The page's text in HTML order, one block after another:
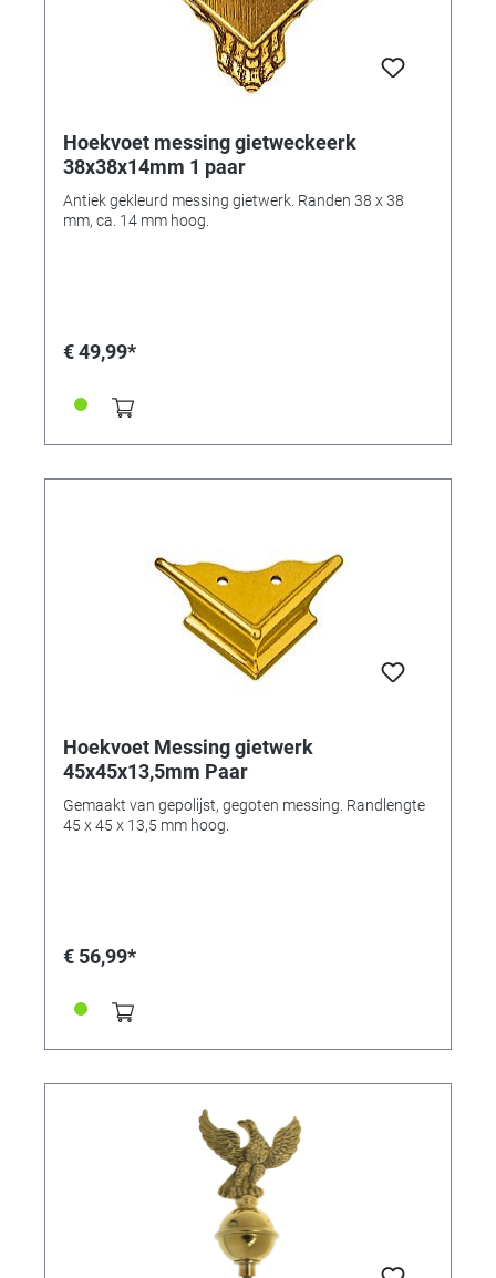
Hoekvoet messing gietweckeerk
38x38x14mm 1 paar
Antiek gekleurd messing gietwerk. Randen 38 x 38
mm, ca. 14 mm hoog.
€ 49,99*
Hoekvoet Messing gietwerk
45x45x13,5mm Paar
Gemaakt van gepolijst, gegoten messing. Randlengte
45 x 45 x 13,5 mm hoog.
€ 56,99*